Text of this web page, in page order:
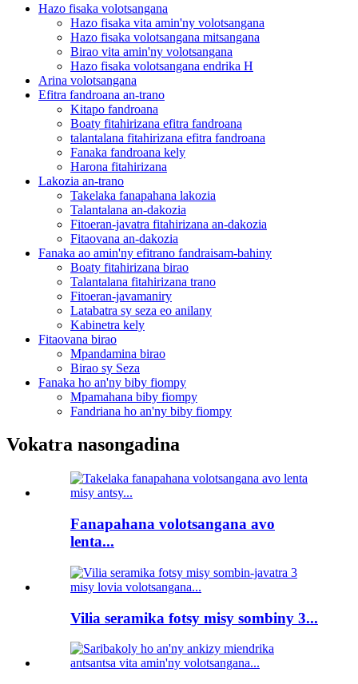
Hazo fisaka volotsangana
Hazo fisaka vita amin'ny volotsangana
Hazo fisaka volotsangana mitsangana
Birao vita amin'ny volotsangana
Hazo fisaka volotsangana endrika H
Arina volotsangana
Efitra fandroana an-trano
Kitapo fandroana
Boaty fitahirizana efitra fandroana
talantalana fitahirizana efitra fandroana
Fanaka fandroana kely
Harona fitahirizana
Lakozia an-trano
Takelaka fanapahana lakozia
Talantalana an-dakozia
Fitoeran-javatra fitahirizana an-dakozia
Fitaovana an-dakozia
Fanaka ao amin'ny efitrano fandraisam-bahiny
Boaty fitahirizana birao
Talantalana fitahirizana trano
Fitoeran-javamaniry
Latabatra sy seza eo anilany
Kabinetra kely
Fitaovana birao
Mpandamina birao
Birao sy Seza
Fanaka ho an'ny biby fiompy
Mpamahana biby fiompy
Fandriana ho an'ny biby fiompy
Vokatra nasongadina
Fanapahana volotsangana avo
lenta...
Vilia seramika fotsy misy sombiny 3...